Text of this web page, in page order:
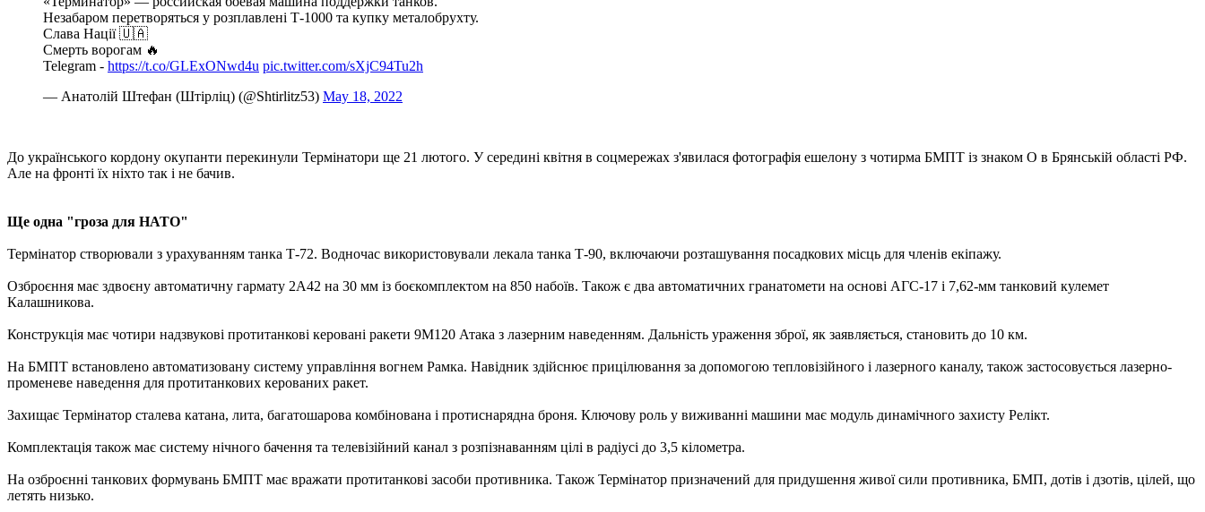
Незабаром перетворяться у розплавлені Т-1000 та купку металобрухту.
Слава Нації 🇺🇦
Смерть ворогам 🔥
Telegram - https://t.co/GLExONwd4u pic.twitter.com/sXjC94Tu2h
— Анатолій Штефан (Штірліц) (@Shtirlitz53) May 18, 2022
До українського кордону окупанти перекинули Термінатори ще 21 лютого. У середині квітня в соцмережах з'явилася фотографія ешелону з чотирма БМПТ із знаком О в Брянській області РФ.
Але на фронті їх ніхто так і не бачив.
Ще одна "гроза для НАТО"
Термінатор створювали з урахуванням танка Т-72. Водночас використовували лекала танка Т-90, включаючи розташування посадкових місць для членів екіпажу.
Озброєння має здвоєну автоматичну гармату 2А42 на 30 мм із боєкомплектом на 850 набоїв. Також є два автоматичних гранатомети на основі АГС-17 і 7,62-мм танковий кулемет
Калашникова.
Конструкція має чотири надзвукові протитанкові керовані ракети 9М120 Атака з лазерним наведенням. Дальність ураження зброї, як заявляється, становить до 10 км.
На БМПТ встановлено автоматизовану систему управління вогнем Рамка. Навідник здійснює прицілювання за допомогою тепловізійного і лазерного каналу, також застосовується лазерно-
променеве наведення для протитанкових керованих ракет.
Захищає Термінатор сталева катана, лита, багатошарова комбінована і протиснарядна броня. Ключову роль у виживанні машини має модуль динамічного захисту Релікт.
Комплектація також має систему нічного бачення та телевізійний канал з розпізнаванням цілі в радіусі до 3,5 кілометра.
На озброєнні танкових формувань БМПТ має вражати протитанкові засоби противника. Також Термінатор призначений для придушення живої сили противника, БМП, дотів і дзотів, цілей, що
летять низько.